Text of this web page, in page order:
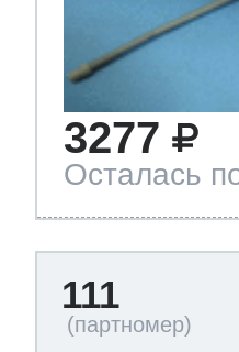
3277
Осталась
111